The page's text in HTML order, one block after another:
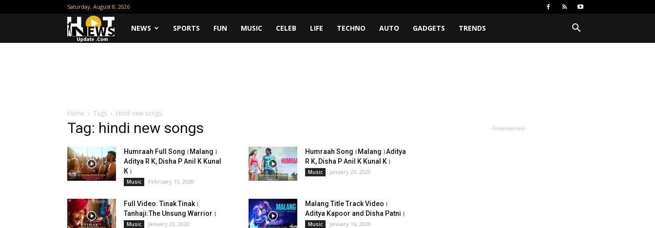
Saturday, August 8, 2026
HotNEWS SPORTS FUN MUSIC CELEB LIFE TECHNO AUTO GADGETS TRENDS
Home Tags Hindi new songs
Tag: hindi new songs
Humraah Full Song।Malang।
Aditya R K, Disha P Anil K Kunal
K।
Music February 15, 2020
Humraah Song।Malang।Aditya
R K, Disha P Anil K Kunal K।
Music January 23, 2020
Full Video: Tinak Tinak।
Tanhaji:The Unsung Warrior।
Music January 22, 2020
Malang Title Track Video।
Aditya Kapoor and Disha Patni।
Music January 16, 2020
- Advertisement -